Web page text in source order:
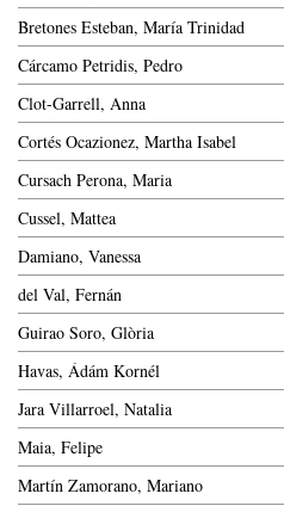
Bretones Esteban, María Trinidad
Cárcamo Petridis, Pedro
Clot-Garrell, Anna
Cortés Ocazionez, Martha Isabel
Cursach Perona, Maria
Cussel, Mattea
Damiano, Vanessa
del Val, Fernán
Guirao Soro, Glòria
Havas, Ádám Kornél
Jara Villarroel, Natalia
Maia, Felipe
Martín Zamorano, Mariano